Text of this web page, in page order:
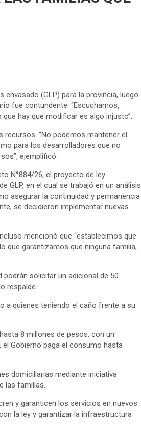
envasado (GLP) para la provincia, luego
fue contundente: “Escuchamos,
hay que modificar es algo injusto”.
“No podemos mantener el
para los desarrolladores que no
ejemplificó.
N°884/26, el proyecto de ley
GLP, en el cual se trabajó en un análisis
asegurar la continuidad y permanencia
se decidieron implementar nuevas
mencionó que “establecimos que
que garantizamos que ninguna familia,
solicitar un adicional de 50
respalde.
a quienes teniendo el caño frente a su
8 millones de pesos, con un
Gobierno paga el consumo hasta
domiciliarias mediante iniciativa
las familias.
y garanticen los servicios en nuevos
la ley y garantizar la infraestructura